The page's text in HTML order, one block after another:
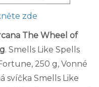
zde
The Wheel of
. Smells Like Spells
250 g, Vonné
svíčka Smells Like